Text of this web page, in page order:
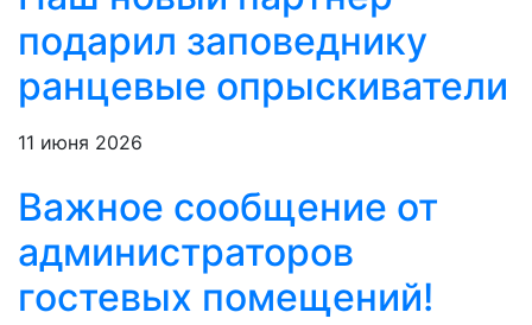
подарил заповеднику
ранцевые опрыскиватели
11 июня 2026
Важное сообщение от
администраторов
гостевых помещений!